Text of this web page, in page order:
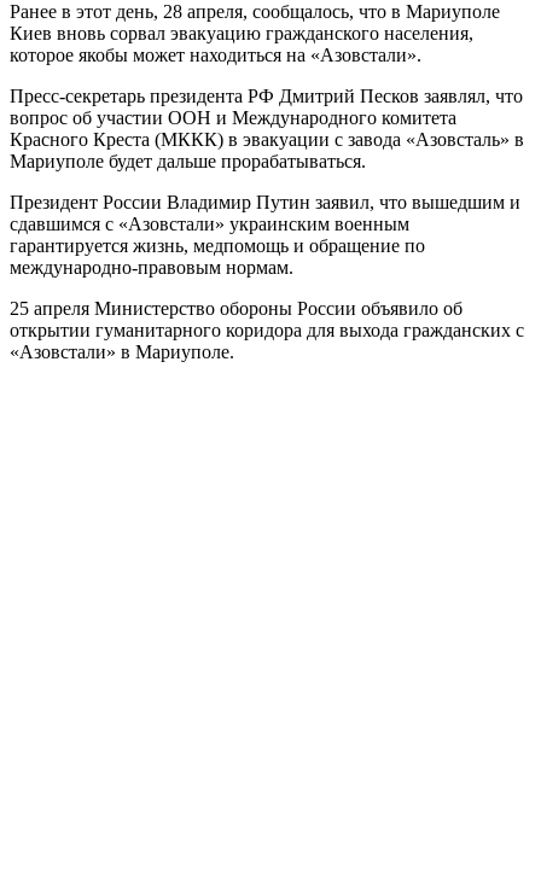
Ранее в этот день, 28 апреля, сообщалось, что в Мариуполе
Киев вновь сорвал эвакуацию гражданского населения,
которое якобы может находиться на «Азовстали».
Пресс-секретарь президента РФ Дмитрий Песков заявлял, что
вопрос об участии ООН и Международного комитета
Красного Креста (МККК) в эвакуации с завода «Азовсталь» в
Мариуполе будет дальше прорабатываться.
Президент России Владимир Путин заявил, что вышедшим и
сдавшимся с «Азовстали» украинским военным
гарантируется жизнь, медпомощь и обращение по
международно-правовым нормам.
25 апреля Министерство обороны России объявило об
открытии гуманитарного коридора для выхода гражданских с
«Азовстали» в Мариуполе.